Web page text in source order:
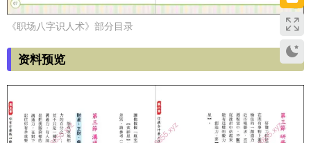
《职场八字识人术》部分目录
资料预览